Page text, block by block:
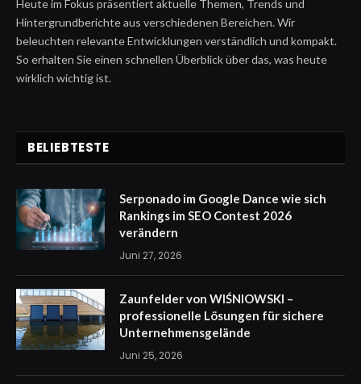
Heute im Fokus präsentiert aktuelle Themen, Trends und
Hintergrundberichte aus verschiedenen Bereichen. Wir
beleuchten relevante Entwicklungen verständlich und kompakt.
So erhalten Sie einen schnellen Überblick über das, was heute
wirklich wichtig ist.
BELIEBTESTE
Serponado im Google Dance wie sich
Rankings im SEO Contest 2026
verändern
Juni 27, 2026
Zaunfelder von WIŚNIOWSKI –
professionelle Lösungen für sichere
Unternehmensgelände
Juni 25, 2026